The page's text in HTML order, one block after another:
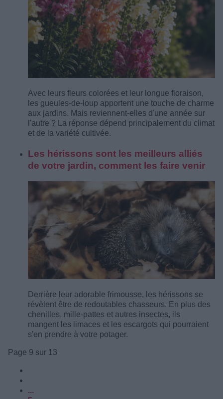
Avec leurs fleurs colorées et leur longue floraison,
les gueules-de-loup apportent une touche de charme
aux jardins. Mais reviennent-elles d'une année sur
l'autre ? La réponse dépend principalement du climat
et de la variété cultivée.
Les hérissons sont les meilleurs alliés
de votre jardin, comment les faire venir
Derrière leur adorable frimousse, les hérissons se
révèlent être de redoutables chasseurs. En plus des
chenilles, mille-pattes et autres insectes, ils
mangent les limaces et les escargots qui pourraient
s'en prendre à votre potager.
Page 9 sur 13
...